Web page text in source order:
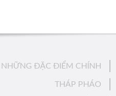
NHỮNG ĐẶC ĐIỂM CHÍNH
THÁP PHÁO